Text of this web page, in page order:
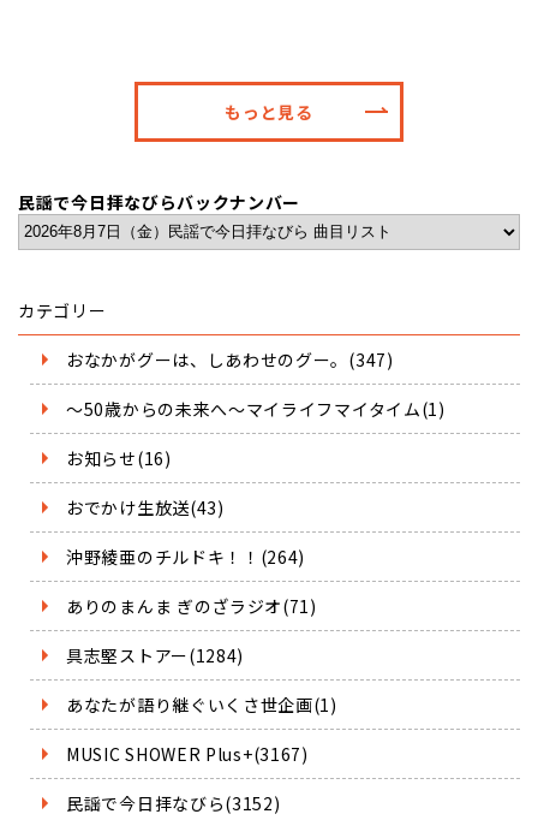
もっと見る
民謡で今日拝なびらバックナンバー
カテゴリー
おなかがグーは、しあわせのグー。(347)
～50歳からの未来へ～マイライフマイタイム(1)
お知らせ(16)
おでかけ生放送(43)
沖野綾亜のチルドキ！！(264)
ありのまんま ぎのざラジオ(71)
具志堅ストアー(1284)
あなたが語り継ぐいくさ世企画(1)
MUSIC SHOWER Plus+(3167)
民謡で今日拝なびら(3152)